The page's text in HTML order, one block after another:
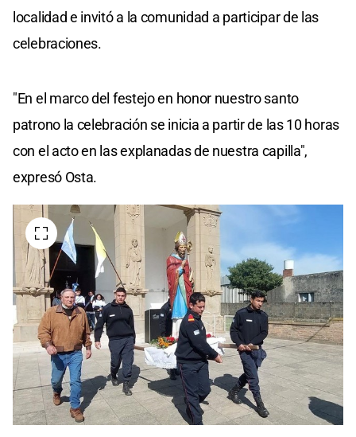
localidad e invitó a la comunidad a participar de las
celebraciones.
"En el marco del festejo en honor nuestro santo
patrono la celebración se inicia a partir de las 10 horas
con el acto en las explanadas de nuestra capilla",
expresó Osta.